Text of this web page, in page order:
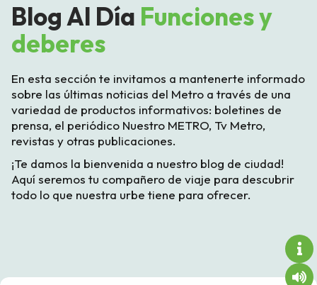
Blog Al Día Funciones y
deberes
En esta sección te invitamos a mantenerte informado
sobre las últimas noticias del Metro a través de una
variedad de productos informativos: boletines de
prensa, el periódico Nuestro METRO, Tv Metro,
revistas y otras publicaciones.
¡Te damos la bienvenida a nuestro blog de ciudad!
Aquí seremos tu compañero de viaje para descubrir
todo lo que nuestra urbe tiene para ofrecer.